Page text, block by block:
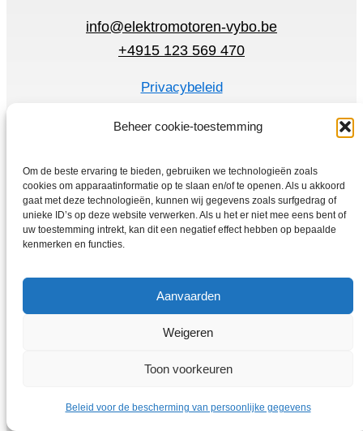
Beheer cookie-toestemming
Om de beste ervaring te bieden, gebruiken we technologieën zoals
cookies om apparaatinformatie op te slaan en/of te openen. Als u akkoord
gaat met deze technologieën, kunnen wij gegevens zoals surfgedrag of
unieke ID’s op deze website verwerken. Als u het er niet mee eens bent of
uw toestemming intrekt, kan dit een negatief effect hebben op bepaalde
kenmerken en functies.
Aanvaarden
Weigeren
Toon voorkeuren
Beleid voor de bescherming van persoonlijke gegevens
info@elektromotoren-vybo.be
+4915 123 569 470
Privacybeleid
Elektromotoren
Frequentie omzetter
Thuis